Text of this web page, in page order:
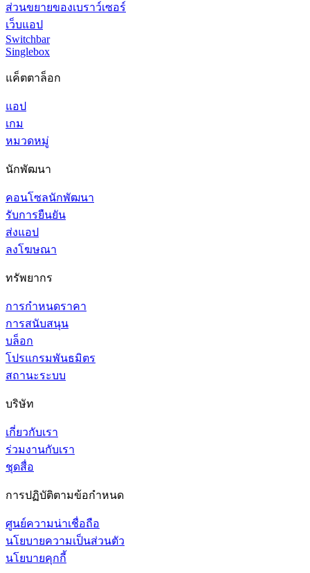
ส่วนขยายของเบราว์เซอร์
เว็บแอป
Switchbar
Singlebox
แค็ตตาล็อก
แอป
เกม
หมวดหมู่
นักพัฒนา
คอนโซลนักพัฒนา
รับการยืนยัน
ส่งแอป
ลงโฆษณา
ทรัพยากร
การกำหนดราคา
การสนับสนุน
บล็อก
โปรแกรมพันธมิตร
สถานะระบบ
บริษัท
เกี่ยวกับเรา
ร่วมงานกับเรา
ชุดสื่อ
การปฏิบัติตามข้อกำหนด
ศูนย์ความน่าเชื่อถือ
นโยบายความเป็นส่วนตัว
นโยบายคุกกี้